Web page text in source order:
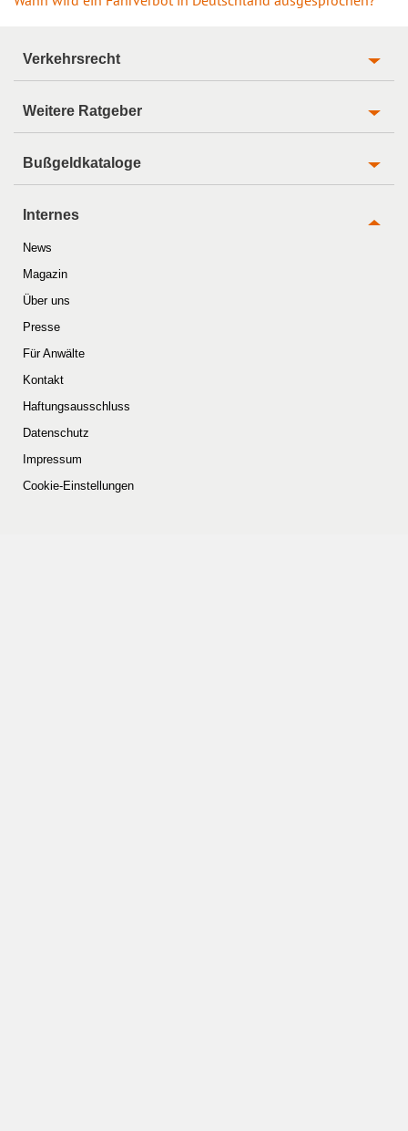
Verkehrsrecht
Weitere Ratgeber
Bußgeldkataloge
Internes
News
Magazin
Über uns
Presse
Für Anwälte
Kontakt
Haftungsausschluss
Datenschutz
Impressum
Cookie-Einstellungen